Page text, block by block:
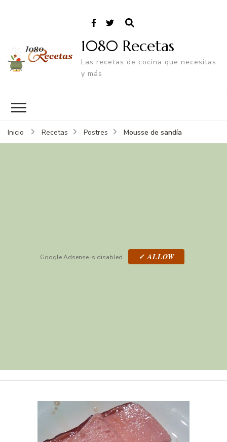
1080 Recetas
Las recetas de cocina que necesitas
y más
Inicio Recetas Postres Mousse de sandía
Google Adsense is disabled. ✓ ALLOW